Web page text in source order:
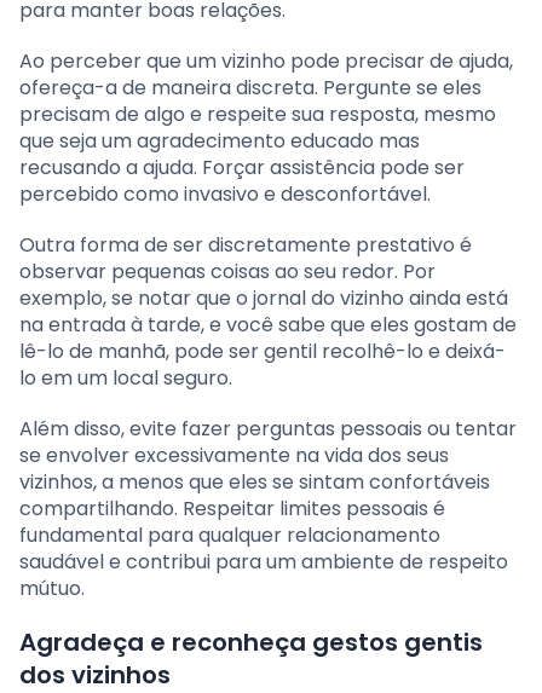
para manter boas relações.
Ao perceber que um vizinho pode precisar de ajuda,
ofereça-a de maneira discreta. Pergunte se eles
precisam de algo e respeite sua resposta, mesmo
que seja um agradecimento educado mas
recusando a ajuda. Forçar assistência pode ser
percebido como invasivo e desconfortável.
Outra forma de ser discretamente prestativo é
observar pequenas coisas ao seu redor. Por
exemplo, se notar que o jornal do vizinho ainda está
na entrada à tarde, e você sabe que eles gostam de
lê-lo de manhã, pode ser gentil recolhê-lo e deixá-
lo em um local seguro.
Além disso, evite fazer perguntas pessoais ou tentar
se envolver excessivamente na vida dos seus
vizinhos, a menos que eles se sintam confortáveis
compartilhando. Respeitar limites pessoais é
fundamental para qualquer relacionamento
saudável e contribui para um ambiente de respeito
mútuo.
Agradeça e reconheça gestos gentis
dos vizinhos